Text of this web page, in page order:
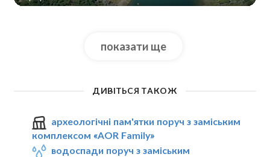
показати ще
ДИВІТЬСЯ ТАКОЖ
археологічні пам'ятки поруч з заміським
комплексом «AOR Family»
водоспади поруч з заміським